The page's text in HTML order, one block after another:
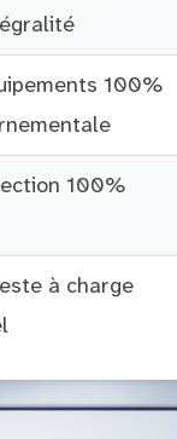
100%
100%
à charge